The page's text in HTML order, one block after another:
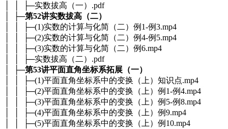
│ │ ├─实数拔高（一）.pdf
│ ├─第52讲实数拔高（二）
│ │ ├─(1)实数的计算与化简（二）例1-例3.mp4
│ │ ├─(2)实数的计算与化简（二）例4-例5.mp4
│ │ ├─(3)实数的计算与化简（二）例6.mp4
│ │ ├─实数拔高（二）.pdf
│ ├─第53讲平面直角坐标系拓展（一）
│ │ ├─(1)平面直角坐标系中的变换（上）知识点.mp4
│ │ ├─(2)平面直角坐标系中的变换（上）例1-例4.mp4
│ │ ├─(3)平面直角坐标系中的变换（上）例5-例8.mp4
│ │ ├─(4)平面直角坐标系中的变换（上）例9.mp4
│ │ ├─(5)平面直角坐标系中的变换（上）例10.mp4